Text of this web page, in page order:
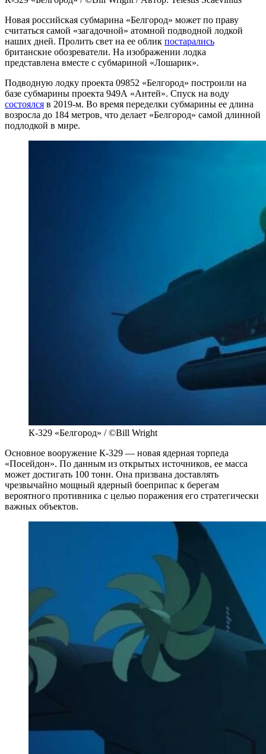
Новая российская субмарина «Белгород» может по праву
считаться самой «загадочной» атомной подводной лодкой
наших дней. Пролить свет на ее облик постарались
британские обозреватели. На изображении лодка
представлена вместе с субмариной «Лошарик».
Подводную лодку проекта 09852 «Белгород» построили на
базе субмарины проекта 949А «Антей». Спуск на воду
состоялся в 2019-м. Во время переделки субмарины ее длина
возросла до 184 метров, что делает «Белгород» самой длинной
подлодкой в мире.
К-329 «Белгород» / ©Bill Wright
Основное вооружение К-329 — новая ядерная торпеда
«Посейдон». По данным из открытых источников, ее масса
может достигать 100 тонн. Она призвана доставлять
чрезвычайно мощный ядерный боеприпас к берегам
вероятного противника с целью поражения его стратегически
важных объектов.